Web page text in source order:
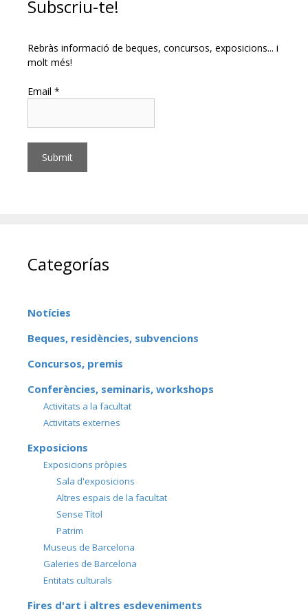
Subscriu-te!
Rebràs informació de beques, concursos, exposicions... i
molt més!
Email *
Categorías
Notícies
Beques, residències, subvencions
Concursos, premis
Conferències, seminaris, workshops
Activitats a la facultat
Activitats externes
Exposicions
Exposicions pròpies
Sala d'exposicions
Altres espais de la facultat
Sense Títol
Patrim
Museus de Barcelona
Galeries de Barcelona
Entitats culturals
Fires d'art i altres esdeveniments